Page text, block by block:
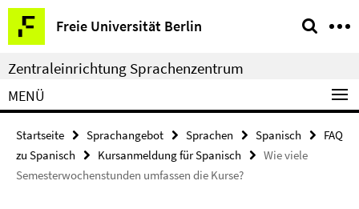
Springe
direkt
zu
Inhalt
Freie Universität Berlin
Service-
Navigation
Zentraleinrichtung Sprachenzentrum
MENÜ
Startseite Sprachangebot Sprachen Spanisch
FAQ
zu Spanisch
Kursanmeldung für Spanisch
Wie viele
Semesterwochenstunden umfassen die Kurse?